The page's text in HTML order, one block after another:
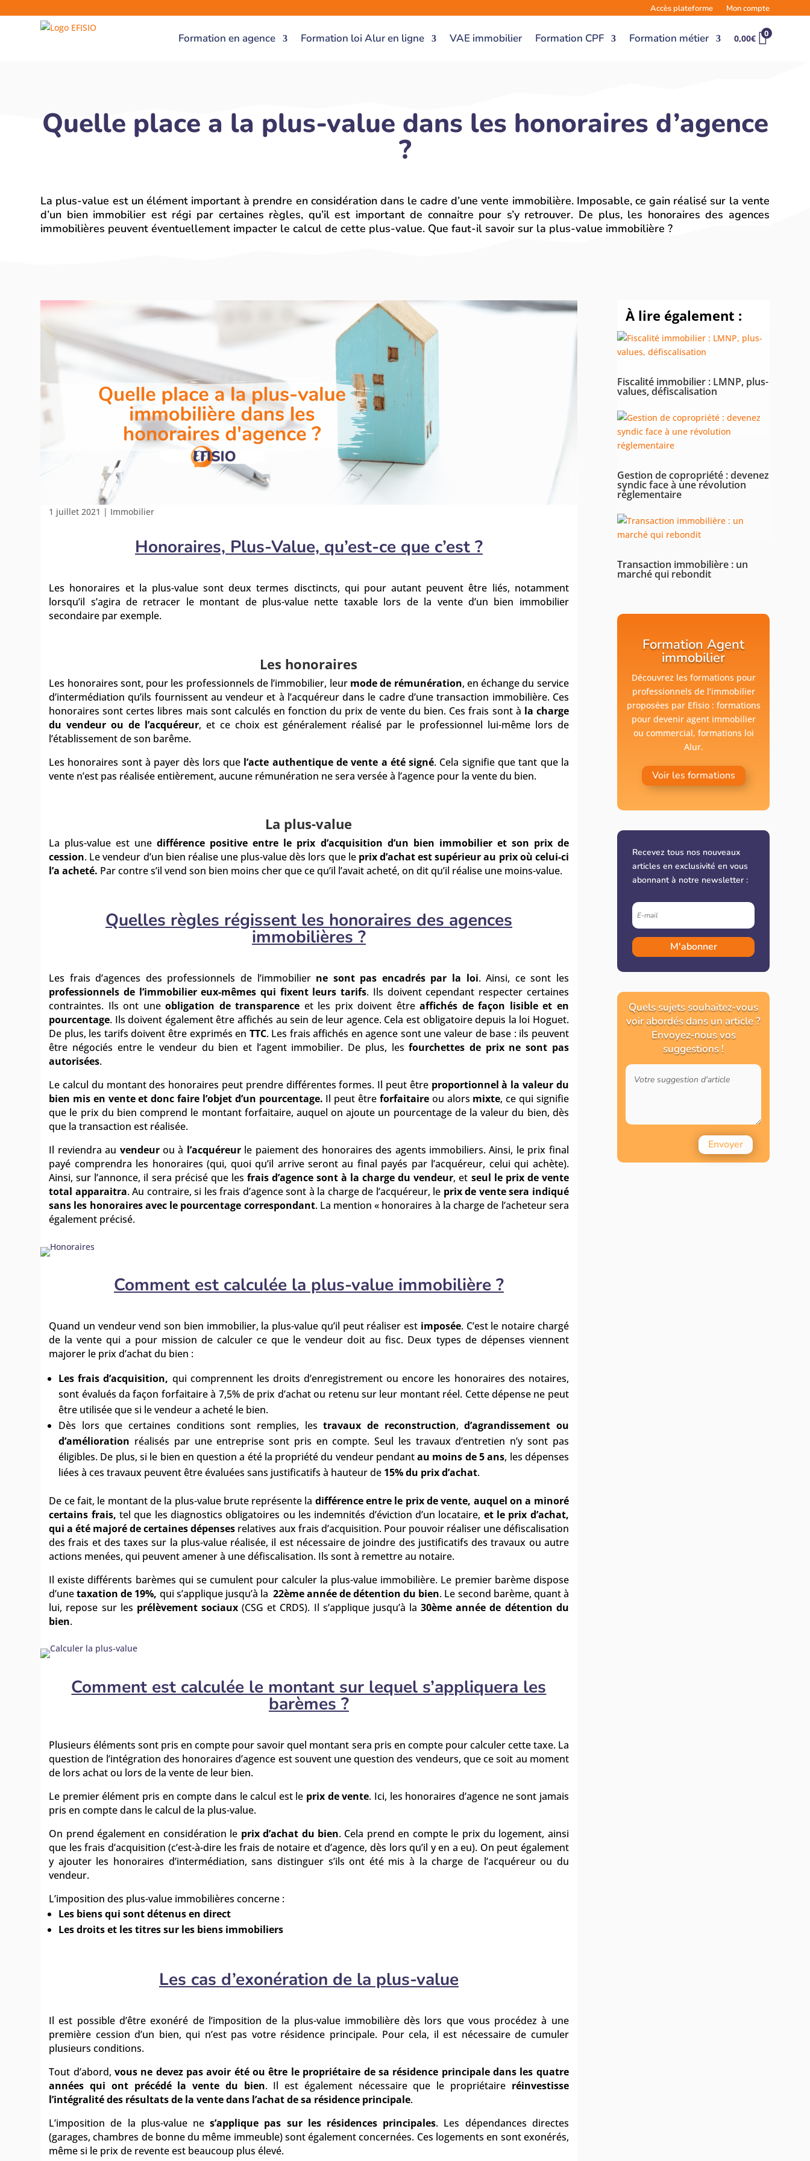
Accès plateforme Mon compte
Formation en agence Formation loi Alur en ligne VAE immobilier Formation CPF Formation métier 0,00€ 0
Quelle place a la plus-value dans les honoraires d’agence
?
La plus-value est un élément important à prendre en considération dans le cadre d’une vente immobilière. Imposable, ce gain réalisé sur la vente
d’un bien immobilier est régi par certaines règles, qu’il est important de connaitre pour s’y retrouver. De plus, les honoraires des agences
immobilières peuvent éventuellement impacter le calcul de cette plus-value. Que faut-il savoir sur la plus-value immobilière ?
1 juillet 2021 | Immobilier
Honoraires, Plus-Value, qu’est-ce que c’est ?
Les honoraires et la plus-value sont deux termes disctincts, qui pour autant peuvent être liés, notamment
lorsqu’il s’agira de retracer le montant de plus-value nette taxable lors de la vente d’un bien immobilier
secondaire par exemple.
Les honoraires
Les honoraires sont, pour les professionnels de l’immobilier, leur mode de rémunération, en échange du service
d’intermédiation qu’ils fournissent au vendeur et à l’acquéreur dans le cadre d’une transaction immobilière. Ces
honoraires sont certes libres mais sont calculés en fonction du prix de vente du bien. Ces frais sont à la charge
du vendeur ou de l’acquéreur, et ce choix est généralement réalisé par le professionnel lui-même lors de
l’établissement de son barême.
Les honoraires sont à payer dès lors que l’acte authentique de vente a été signé. Cela signifie que tant que la
vente n’est pas réalisée entièrement, aucune rémunération ne sera versée à l’agence pour la vente du bien.
La plus-value
La plus-value est unedifférence positive entre le prix d’acquisition d’un bien immobilier et son prix de
cession. Le vendeur d’un bien réalise une plus-value dès lors que le prix d’achat est supérieur au prix où celui-ci
l’a acheté. Par contre s’il vend son bien moins cher que ce qu’il l’avait acheté, on dit qu’il réalise une moins-value.
Quelles règles régissent les honoraires des agences
immobilières ?
Les frais d’agences des professionnels de l’immobilier ne sont pas encadrés par la loi. Ainsi, ce sont les
professionnels de l’immobilier eux-mêmes qui fixent leurs tarifs. Ils doivent cependant respecter certaines
contraintes. Ils ont uneobligation de transparence et les prix doivent êtreaffichés de façon lisible et en
pourcentage. Ils doivent également être affichés au sein de leur agence. Cela est obligatoire depuis la loi Hoguet.
De plus, les tarifs doivent être exprimés en TTC. Les frais affichés en agence sont une valeur de base : ils peuvent
être négociés entre le vendeur du bien et l’agent immobilier. De plus, lesfourchettes de prix ne sont pas
autorisées.
Le calcul du montant des honoraires peut prendre différentes formes. Il peut être proportionnel à la valeur du
bien mis en vente et donc faire l’objet d’un pourcentage. Il peut être forfaitaireou alors mixte, ce qui signifie
que le prix du bien comprend le montant forfaitaire, auquel on ajoute un pourcentage de la valeur du bien, dès
que la transaction est réalisée.
Il reviendra au vendeur ou à l’acquéreurle paiement des honoraires des agents immobiliers. Ainsi, le prix final
payé comprendra les honoraires (qui, quoi qu’il arrive seront au final payés par l’acquéreur, celui qui achète).
Ainsi, sur l’annonce, il sera précisé que les frais d’agence sont à la charge du vendeur, et seul le prix de vente
total apparaitra. Au contraire, si les frais d’agence sont à la charge de l’acquéreur, le prix de vente sera indiqué
sans les honoraires avec le pourcentage correspondant. La mention « honoraires à la charge de l’acheteur sera
également précisé.
Comment est calculée la plus-value immobilière ?
Quand un vendeur vend son bien immobilier, la plus-value qu’il peut réaliser est imposée. C’est le notaire chargé
de la vente qui a pour mission de calculer ce que le vendeur doit au fisc. Deux types de dépenses viennent
majorer le prix d’achat du bien :
Les frais d’acquisition, qui comprennent les droits d’enregistrement ou encore les honoraires des notaires,
sont évalués da façon forfaitaire à 7,5% de prix d’achat ou retenu sur leur montant réel. Cette dépense ne peut
être utilisée que si le vendeur a acheté le bien.
Dès lors que certaines conditions sont remplies, lestravaux de reconstruction,d’agrandissement ou
d’amélioration réalisés par une entreprise sont pris en compte. Seul les travaux d’entretien n’y sont pas
éligibles. De plus, si le bien en question a été la propriété du vendeur pendantau moins de 5 ans, les dépenses
liées à ces travaux peuvent être évaluées sans justificatifs à hauteur de 15% du prix d’achat.
De ce fait, le montant de la plus-value brute représente la différence entre le prix de vente, auquel on a minoré
certains frais, tel que les diagnostics obligatoires ou les indemnités d’éviction d’un locataire, et le prix d’achat,
qui a été majoré de certaines dépenses relatives aux frais d’acquisition. Pour pouvoir réaliser une défiscalisation
des frais et des taxes sur la plus-value réalisée, il est nécessaire de joindre des justificatifs des travaux ou autre
actions menées, qui peuvent amener à une défiscalisation. Ils sont à remettre au notaire.
Il existe différents barèmes qui se cumulent pour calculer la plus-value immobilière. Le premier barème dispose
d’unetaxation de 19%, qui s’applique jusqu’à la 22ème année de détention du bien. Le second barème, quant à
lui, repose sur les prélèvement sociaux(CSG et CRDS). Il s’applique jusqu’à la30ème année de détention du
bien.
Comment est calculée le montant sur lequel s’appliquera les
barèmes ?
Plusieurs éléments sont pris en compte pour savoir quel montant sera pris en compte pour calculer cette taxe. La
question de l’intégration des honoraires d’agence est souvent une question des vendeurs, que ce soit au moment
de lors achat ou lors de la vente de leur bien.
Le premier élément pris en compte dans le calcul est le prix de vente. Ici, les honoraires d’agence ne sont jamais
pris en compte dans le calcul de la plus-value.
On prend également en considération le prix d’achat du bien. Cela prend en compte le prix du logement, ainsi
que les frais d’acquisition (c’est-à-dire les frais de notaire et d’agence, dès lors qu’il y en a eu). On peut également
y ajouter les honoraires d’intermédiation, sans distinguer s’ils ont été mis à la charge de l’acquéreur ou du
vendeur.
L’imposition des plus-value immobilières concerne :
Les biens qui sont détenus en direct
Les droits et les titres sur les biens immobiliers
Les cas d’exonération de la plus-value
Il est possible d’être exonéré de l’imposition de la plus-value immobilière dès lors que vous procédez à une
première cession d’un bien, qui n’est pas votre résidence principale. Pour cela, il est nécessaire de cumuler
plusieurs conditions.
Tout d’abord, vous ne devez pas avoir été ou être le propriétaire de sa résidence principale dans les quatre
années qui ont précédé la vente du bien. Il est également nécessaire que le propriétaire réinvestisse
l’intégralité des résultats de la vente dans l’achat de sa résidence principale.
L’imposition de la plus-value nes’applique pas sur les résidences principales. Les dépendances directes
(garages, chambres de bonne du même immeuble) sont également concernées. Ces logements en sont exonérés,
même si le prix de revente est beaucoup plus élevé.
À lire également :
Fiscalité immobilier : LMNP, plus-
values, défiscalisation
Gestion de copropriété : devenez
syndic face à une révolution
réglementaire
Transaction immobilière : un
marché qui rebondit
Formation Agent
immobilier
Découvrez les formations pour
professionnels de l’immobilier
proposées par Efisio : formations
pour devenir agent immobilier
ou commercial, formations loi
Alur.
Voir les formations
Recevez tous nos nouveaux
articles en exclusivité en vous
abonnant à notre newsletter :
M'abonner
Quels sujets souhaitez-vous
voir abordés dans un article ?
Envoyez-nous vos
suggestions !
Envoyer